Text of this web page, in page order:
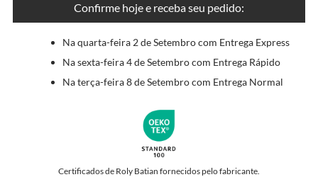
Confirme hoje e receba seu pedido:
Na quarta-feira 2 de Setembro com Entrega Express
Na sexta-feira 4 de Setembro com Entrega Rápido
Na terça-feira 8 de Setembro com Entrega Normal
Certificados de Roly Batian fornecidos pelo fabricante.